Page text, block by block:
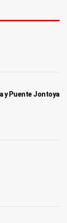
y Puente Jontoya